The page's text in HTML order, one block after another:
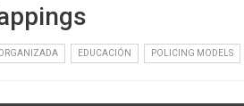
EDUCACIÓN POLICING MODELS